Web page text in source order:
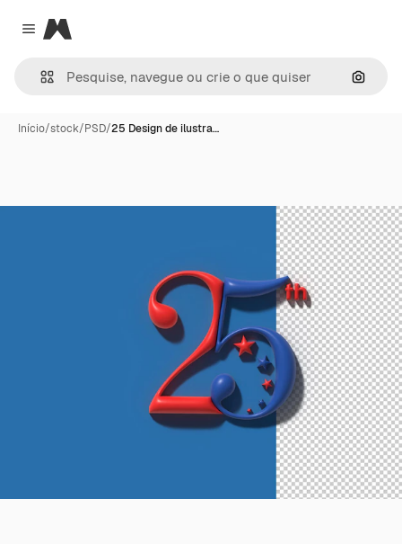
Close menu
Magnific
Início/stock/PSD/25 Design de ilustra…